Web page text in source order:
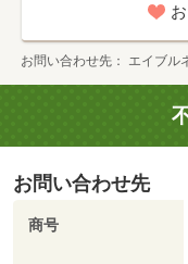
お問い合わせ先 エイブル
お問い合わせ先
商号